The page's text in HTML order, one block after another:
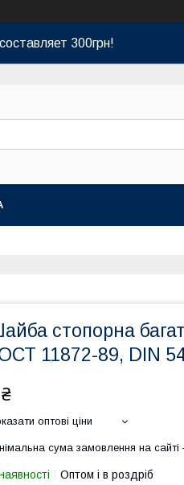
300грн!
стопорна
11872-89, DIN
оптові ціни
сума замовлення на
Оптом і в роздріб